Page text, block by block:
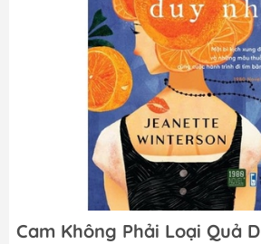
Cam Không Phải Loại Quả